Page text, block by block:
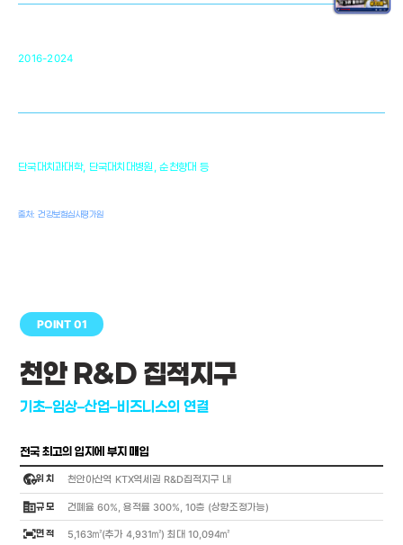
2016-2024
단국대치과대학, 단국대치대병원, 순천향대 등
출처: 건강보험심사평가원
POINT 01
천안 R&D 집적지구
기초–임상–산업–비즈니스의 연결
전국 최고의 입지에 부지 매입
globe_location_pin위 치 천안아산역 KTX역세권 R&D집적지구 내
corporate_fare규 모 건폐율 60%, 용적률 300%, 10층 (상향조정가능)
fit_screen면 적 5,163㎡(추가 4,931㎡) 최대 10,094㎡